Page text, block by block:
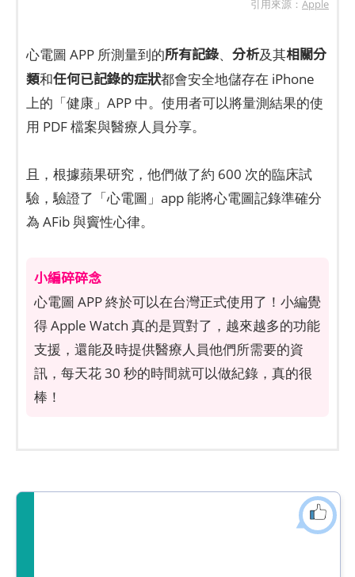
引用來源： Apple
心電圖 APP 所測量到的所有記錄、 分析及其相關分
類和任何已記錄的症狀都會安全地儲存在 iPhone
上的「健康」APP 中。使用者可以將量測結果的使
用 PDF 檔案與醫療人員分享。
且，根據蘋果研究，他們做了約 600 次的臨床試
驗，驗證了「心電圖」app 能將心電圖記錄準確分
為 AFib 與竇性心律。
小編碎碎念
心電圖 APP 終於可以在台灣正式使用了！小編覺
得 Apple Watch 真的是買對了，越來越多的功能
支援，還能及時提供醫療人員他們所需要的資
訊，每天花 30 秒的時間就可以做紀錄，真的很
棒！